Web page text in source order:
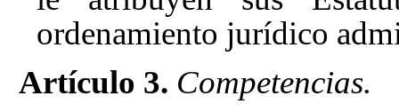
ordenamiento jurídico
Artículo 3. Competencias.